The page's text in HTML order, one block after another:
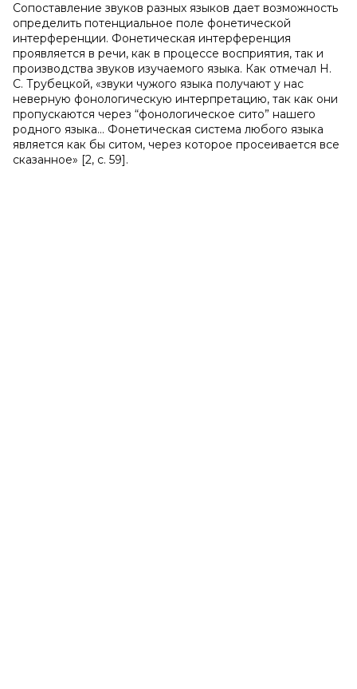
Сопоставление звуков разных языков дает возможность
определить потенциальное поле фонетической
интерференции. Фонетическая интерференция
проявляется в речи, как в процессе восприятия, так и
производства звуков изучаемого языка. Как отмечал Н.
С. Трубецкой, «звуки чужого языка получают у нас
неверную фонологическую интерпретацию, так как они
пропускаются через “фонологическое сито” нашего
родного языка... Фонетическая система любого языка
является как бы ситом, через которое просеивается все
сказанное» [2, с. 59].